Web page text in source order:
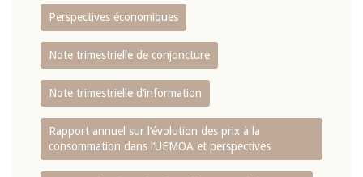
Perspectives économiques
Note trimestrielle de conjoncture
Note trimestrielle d‘information
Rapport annuel sur l‘évolution des prix à la
consommation dans l‘UEMOA et perspectives